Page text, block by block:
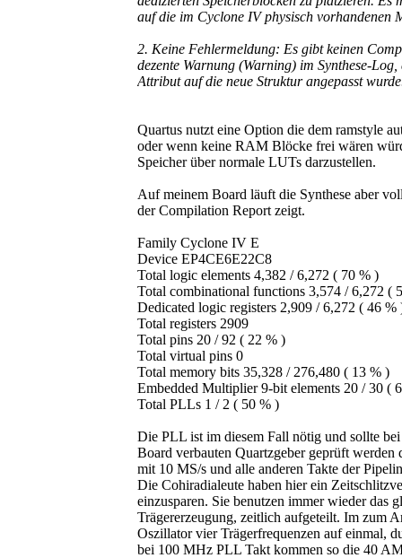
auf die im Cyclone IV physisch vorhandenen
2. Keine Fehlermeldung: Es gibt keinen
dezente Warnung (Warning) im Synthese-
Attribut auf die neue Struktur angepasst
Quartus nutzt eine Option die dem ramstyle
oder wenn keine RAM Blöcke frei wären
Speicher über normale LUTs darzustellen.
Auf meinem Board läuft die Synthese aber
der Compilation Report zeigt.
Family Cyclone IV E
Device EP4CE6E22C8
Total logic elements 4,382 / 6,272 ( 70 % )
Total combinational functions 3,574 / 6,272 (
Dedicated logic registers 2,909 / 6,272 ( 46 %
Total registers 2909
Total pins 20 / 92 ( 22 % )
Total virtual pins 0
Total memory bits 35,328 / 276,480 ( 13 % )
Embedded Multiplier 9-bit elements 20 / 30 (
Total PLLs 1 / 2 ( 50 % )
Die PLL ist im diesem Fall nötig und sollte
Board verbauten Quartzgeber geprüft
mit 10 MS/s und alle anderen Takte der
Die Cohiradialeute haben hier ein
einzusparen. Sie benutzen immer wieder das
Trägererzeugung, zeitlich aufgeteilt. Im zum
Oszillator vier Trägerfrequenzen auf einmal,
bei 100 MHz PLL Takt kommen so die 40